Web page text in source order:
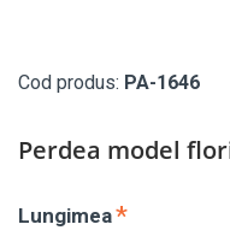
Cod produs: PA-1646
Perdea model
Lungimea